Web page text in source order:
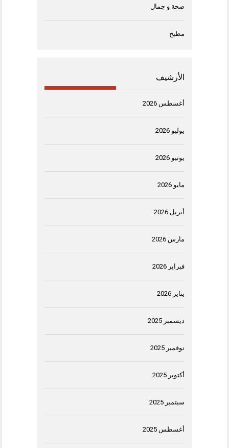
صحة و جمال
مطبخ
الأرشيف
أغسطس 2026
يوليو 2026
يونيو 2026
مايو 2026
أبريل 2026
مارس 2026
فبراير 2026
يناير 2026
ديسمبر 2025
نوفمبر 2025
أكتوبر 2025
سبتمبر 2025
أغسطس 2025